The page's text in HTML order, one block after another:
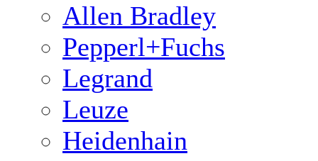
Allen Bradley
Pepperl+Fuchs
Legrand
Leuze
Heidenhain